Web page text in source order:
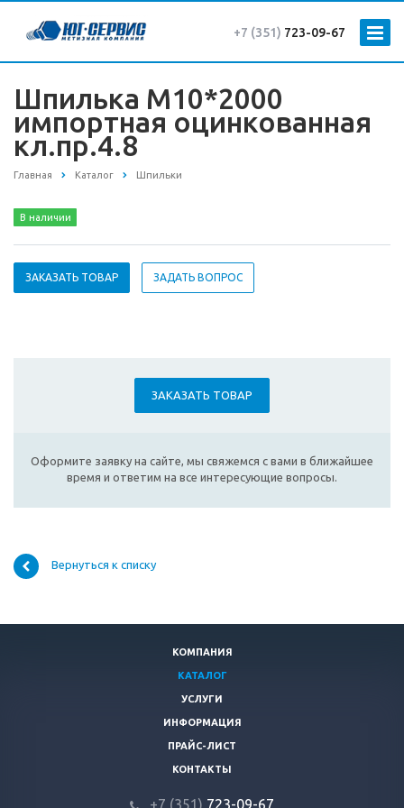
+7 (351) 723-09-67
Шпилька М10*2000
импортная оцинкованная
кл.пр.4.8
Главная Каталог Шпильки
В наличии
ЗАКАЗАТЬ ТОВАР ЗАДАТЬ ВОПРОС
ЗАКАЗАТЬ ТОВАР
Оформите заявку на сайте, мы свяжемся с вами в ближайшее
время и ответим на все интересующие вопросы.
Вернуться к списку
КОМПАНИЯ
КАТАЛОГ
УСЛУГИ
ИНФОРМАЦИЯ
ПРАЙС-ЛИСТ
КОНТАКТЫ
+7 (351) 723-09-67